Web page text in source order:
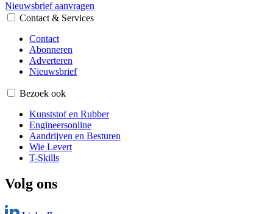
Nieuwsbrief aanvragen
Contact & Services
Contact
Abonneren
Adverteren
Nieuwsbrief
Bezoek ook
Kunststof en Rubber
Engineersonline
Aandrijven en Besturen
Wie Levert
T-Skills
Volg ons